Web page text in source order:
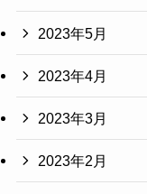
2023年5月
2023年4月
2023年3月
2023年2月